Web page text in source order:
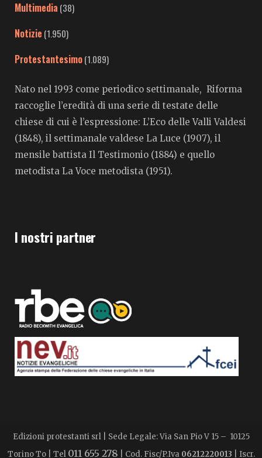
Multimedia (38)
Notizie (1.950)
Protestantesimo(1.089)
Nato nel 1993 come periodico settimanale, Riforma
raccoglie l’eredità di una serie di testate delle
chiese di cui è l’espressione: L’Eco delle Valli Valdesi
(1848), il settimanale valdese La Luce (1907), il
mensile battista Il Testimonio (1884) e quello
metodista La Voce metodista (1951).
I nostri partner
Edizioni protestanti srl | Sede Legale: Via San Pio V 15 – 10125
Torino To | Tel 011 655 278 | Cod. Fisc/P.Iva 06212220013 | Iscr.